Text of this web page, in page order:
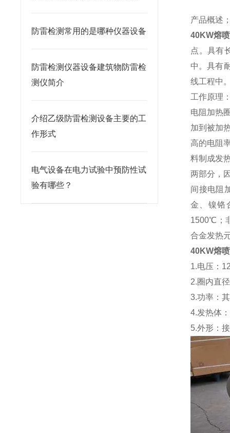
防雷检测常用的是哪种仪器设备
防雷检测仪器设备建筑物防雷检
测仪简介
介绍乙级防雷检测设备主要的工
作形式
电气设备在电力试验中预防性试
验有哪些？
产品概述
40KW熔
点。具有
中。具有
线工程中
工作原理
电阻加热
加到被加
高的电阻
料制成发
两部分，
间接电阻
金、镍铬
1500℃；
合金发热
40KW熔
1.电压：
2.圈内直
3.功率：
4.发热体
5.外形：